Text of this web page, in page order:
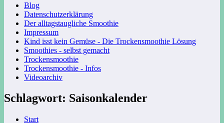
Blog
Datenschutzerklärung
Der alltagstaugliche Smoothie
Impressum
Kind isst kein Gemüse - Die Trockensmoothie Lösung
Smoothies - selbst gemacht
Trockensmoothie
Trockensmoothie - Infos
Videoarchiv
Schlagwort: Saisonkalender
Start